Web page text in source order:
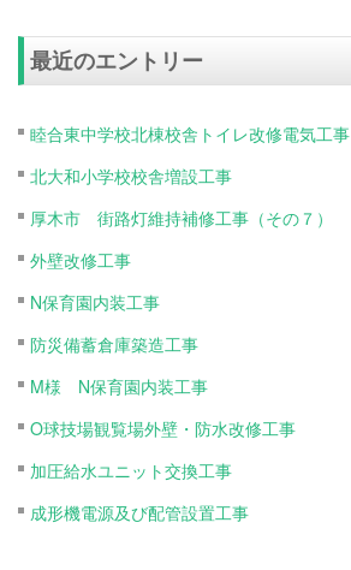
最近のエントリー
睦合東中学校北棟校舎トイレ改修電気工事
北大和小学校校舎増設工事
厚木市 街路灯維持補修工事（その７）
外壁改修工事
N保育園内装工事
防災備蓄倉庫築造工事
M様 N保育園内装工事
O球技場観覧場外壁・防水改修工事
加圧給水ユニット交換工事
成形機電源及び配管設置工事